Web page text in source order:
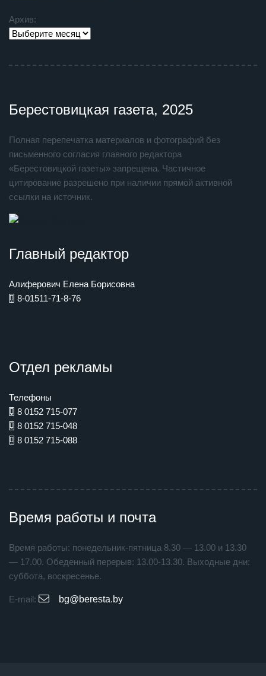
Архив:
Берестовицкая газета, 2025
Полная перепечатка материалов и фотографий без
письменного согласия главного редактора
«Берестовицкой газеты» запрещена. Частичное
цитирование разрешено при наличии прямой активной
ссылки на источник.
Главный редактор
Алиферович Елена Борисовна
8-01511-71-8-76
Отдел рекламы
Телефоны
8 0152 715-077
8 0152 715-048
8 0152 715-088
Время работы и почта
Время работы: понедельник-пятница 8.30 — 13.00 и 13.30
— 17.00. Обеденный перерыв: 13.00-13.30. Выходные дни:
суббота, воскресенье.
E-mail: bg@beresta.by